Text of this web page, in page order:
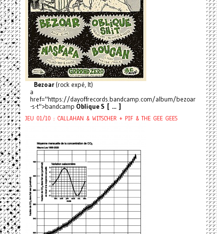
Bezoar(rock expé, It)
a
href="https://dayoffrecords.bandcamp.com/album/bezoar
-s-t">bandcamp Oblique S [ ... ]
JEU 01/10 : CALLAHAN & WITSCHER + PIF & THE GEE GEES